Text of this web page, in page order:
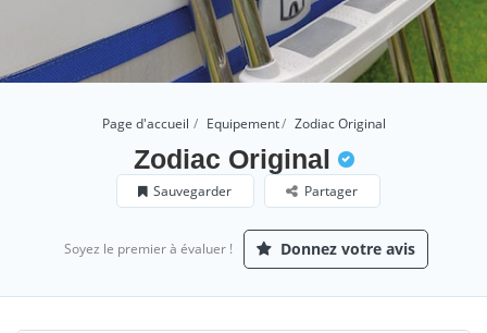
Page d'accueil Equipement Zodiac Original
Zodiac Original
Sauvegarder Partager
Soyez le premier à évaluer ! Donnez votre avis